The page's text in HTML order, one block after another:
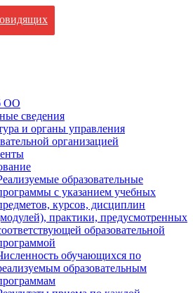
ОО
сведения
и органы управления
организацией
образовательные
с указанием учебных
курсов, дисциплин
практики, предусмотренных
образовательной
обучающихся по
образовательным